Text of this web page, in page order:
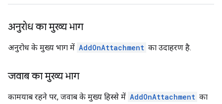
अनुरोध का मुख्य भाग
अनुरोध के मुख्य भाग में AddOnAttachment का उदाहरण है.
जवाब का मुख्य भाग
कामयाब रहने पर, जवाब के मुख्य हिस्से में AddOnAttachment का